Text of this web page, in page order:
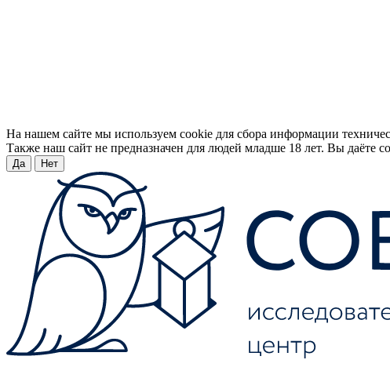
На нашем сайте мы используем cookie для сбора информации
Также наш сайт не предназначен для людей младше 18 лет. Вы даёте
Да Нет